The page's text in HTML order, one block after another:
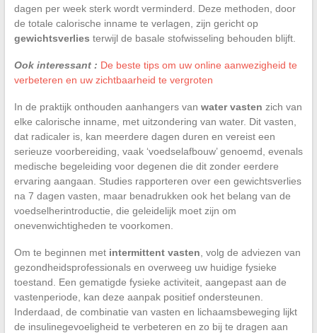
dagen per week sterk wordt verminderd. Deze methoden, door
de totale calorische inname te verlagen, zijn gericht op
gewichtsverlies terwijl de basale stofwisseling behouden blijft.
Ook interessant : De beste tips om uw online aanwezigheid te
verbeteren en uw zichtbaarheid te vergroten
In de praktijk onthouden aanhangers van water vasten zich van
elke calorische inname, met uitzondering van water. Dit vasten,
dat radicaler is, kan meerdere dagen duren en vereist een
serieuze voorbereiding, vaak ‘voedselafbouw’ genoemd, evenals
medische begeleiding voor degenen die dit zonder eerdere
ervaring aangaan. Studies rapporteren over een gewichtsverlies
na 7 dagen vasten, maar benadrukken ook het belang van de
voedselherintroductie, die geleidelijk moet zijn om
onevenwichtigheden te voorkomen.
Om te beginnen met intermittent vasten , volg de adviezen van
gezondheidsprofessionals en overweeg uw huidige fysieke
toestand. Een gematigde fysieke activiteit, aangepast aan de
vastenperiode, kan deze aanpak positief ondersteunen.
Inderdaad, de combinatie van vasten en lichaamsbeweging lijkt
de insulinegevoeligheid te verbeteren en zo bij te dragen aan